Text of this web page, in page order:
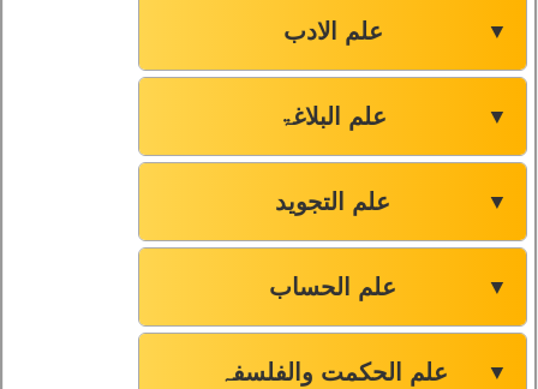
علم الادب ▼
علم البلاغۃ ▼
علم التجوید ▼
علم الحساب ▼
علم الحکمت والفلسفہ ▼